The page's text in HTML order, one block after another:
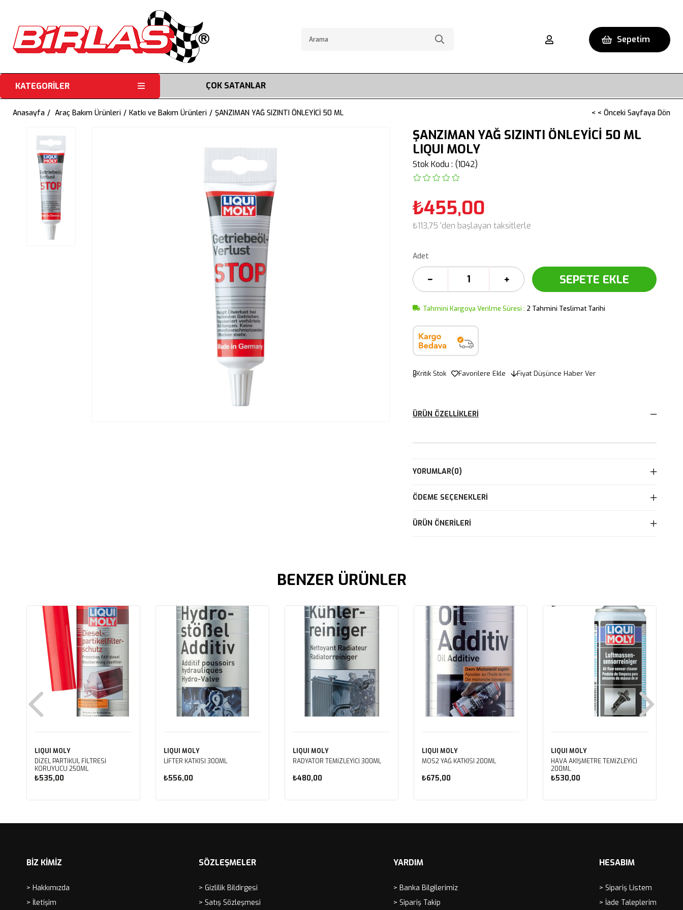
Sepetim
KATEGORİLER ÇOK SATANLAR
Anasayfa Araç Bakım Ürünleri Katkı ve Bakım Ürünleri ŞANZIMAN YAĞ SIZINTI ÖNLEYİCİ 50 ML < < Önceki Sayfaya Dön
ŞANZIMAN YAĞ SIZINTI ÖNLEYİCİ 50 ML
LIQUI MOLY
Stok Kodu (1042)
₺455,00
₺113,75 'den başlayan taksitlerle
Adet
Tahmini Kargoya Verilme Süresi : 2 Tahmini Teslimat Tarihi
Kritik Stok Favorilere Ekle Fiyat Düşünce Haber Ver
ÜRÜN ÖZELLIKLERI
YORUMLAR(0)
ÖDEME SEÇENEKLERI
ÜRÜN ÖNERILERI
BENZER ÜRÜNLER
LIQUI MOLY
DİZEL PARTİKÜL FİLTRESİ
KORUYUCU 250ML
₺535,00
LIQUI MOLY
LİFTER KATKISI 300ML
₺556,00
LIQUI MOLY
RADYATOR TEMİZLEYİCİ 300ML
₺480,00
LIQUI MOLY
MOS2 YAĞ KATKISI 200ML
₺675,00
LIQUI MOLY
HAVA AKIŞMETRE TEMİZLEYİCİ
200ML
₺530,00
BİZ KİMİZ
> Hakkımızda
> İletişim
SÖZLEŞMELER
> Gizlilik Bildirgesi
> Satış Sözleşmesi
YARDIM
> Banka Bilgilerimiz
> Sipariş Takip
HESABIM
> Sipariş Listem
> İade Taleplerim